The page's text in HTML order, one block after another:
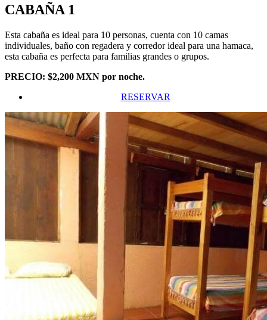
CABAÑA 1
Esta cabaña es ideal para 10 personas, cuenta con 10 camas
individuales, baño con regadera y corredor ideal para una hamaca,
esta cabaña es perfecta para familias grandes o grupos.
PRECIO: $2,200 MXN por noche.
RESERVAR